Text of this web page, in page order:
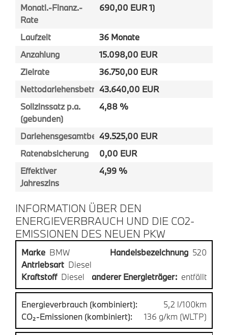
Monatl.-Finanz.-
Rate
690,00 EUR 1)
Laufzeit
36 Monate
Anzahlung
15.098,00 EUR
Zielrate
36.750,00 EUR
Nettodarlehensbetrag43.640,00 EUR
Sollzinssatz p.a.
(gebunden)
4,88 %
Darlehensgesamtbetrag49.525,00 EUR
Ratenabsicherung
0,00 EUR
Effektiver
Jahreszins
4,99 %
INFORMATION ÜBER DEN
ENERGIEVERBRAUCH UND DIE CO2-
EMISSIONEN DES NEUEN PKW
Marke BMW Handelsbezeichnung 520
Antriebsart Diesel
Kraftstoff Diesel anderer Energieträger: entfällt
Energieverbrauch (kombiniert):
5,2 l/100km
CO₂-Emissionen (kombiniert):
136 g/km (WLTP)